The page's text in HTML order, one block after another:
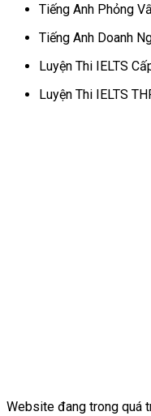
Tiếng Anh Phỏng
Tiếng Anh Doanh
Luyện Thi IELTS
Luyện Thi IELTS
Website đang trong quá